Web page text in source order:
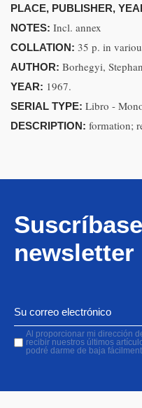
PLACE, PUBLISHER,
NOTES: Incl. annex
COLLATION: 35 p. in
AUTHOR: Borhegyi,
YEAR: 1967.
SERIAL TYPE: Libro -
DESCRIPTION: formation;
newsletter
Al proporcionar mi dirección
recibir nuestros últimos
podré darme de baja